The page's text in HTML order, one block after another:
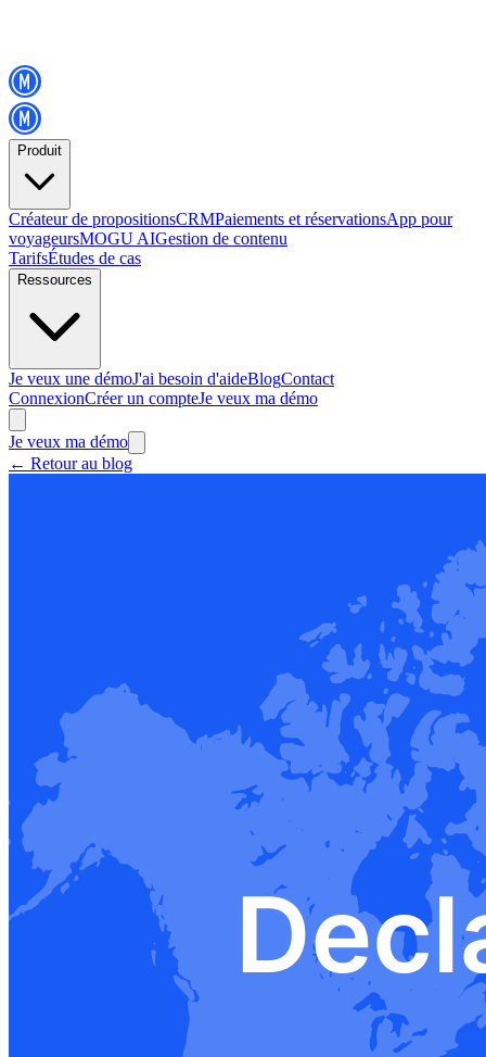
Produit
Créateur de propositionsCRMPaiements et réservationsApp pour
voyageursMOGU AIGestion de contenu
TarifsÉtudes de cas
Ressources
Je veux une démoJ'ai besoin d'aideBlogContact
ConnexionCréer un compteJe veux ma démo
Je veux ma démo
← Retour au blog